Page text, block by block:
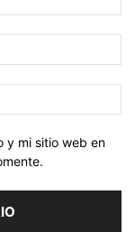
y mi sitio web en